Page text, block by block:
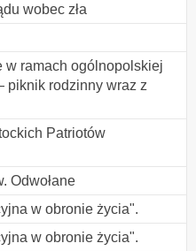
wobec zła
ramach ogólnopolskiej
piknik rodzinny wraz z
Patriotów
Odwołane
w obronie życia".
w obronie życia".